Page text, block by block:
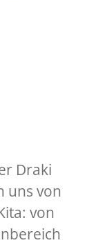
Draki
uns von
von